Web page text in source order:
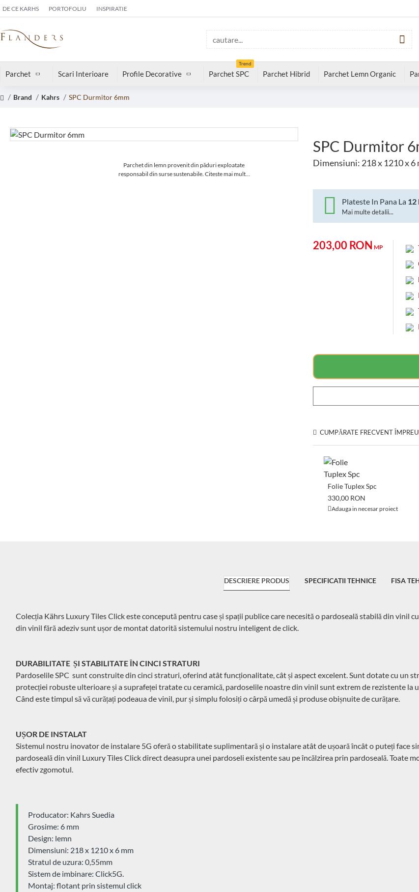
DE CE KARHS PORTOFOLIU INSPIRATIE
Parchet Scari Interioare Profile Decorative Parchet SPC
Trend
Parchet Hibrid Parchet Lemn Organic
Brand Kahrs SPC Durmitor 6mm
Parchet din lemn provenit din păduri exploatate
responsabil din surse sustenabile. Citeste mai mult...
SPC Durmitor
Dimensiuni: 218 x 1210 x 6
Plateste In Pana La 12
Mai multe detalii...
203,00 RON MP
CUMPĂRATE FRECVENT
Folie Tuplex Spc
330,00 RON
Adauga in necesar proiect
DESCRIERE PRODUS SPECIFICATII TEHNICE FISA
Colecția Kährs Luxury Tiles Click este concepută pentru case și spații publice care necesită o pardoseală stabilă din vinil
din vinil fără adeziv sunt ușor de montat datorită sistemului nostru inteligent de click.
DURABILITATE ȘI STABILITATE ÎN CINCI STRATURI
Pardoselile SPC sunt construite din cinci straturi, oferind atât funcționalitate, cât și aspect excelent. Sunt dotate cu un
protecției robuste ulterioare și a suprafeței tratate cu ceramică, pardoselile noastre din vinil sunt extrem de rezistente la
Când este timpul să vă curățați podeaua de vinil, pur și simplu folosiți o cârpă umedă și produse obișnuite de curățare.
UȘOR DE INSTALAT
Sistemul nostru inovator de instalare 5G oferă o stabilitate suplimentară și o instalare atât de ușoară încât o puteți face
pardoseală din vinil Luxury Tiles Click direct deasupra unei pardoseli existente sau pe încălzirea prin pardoseală. Toate
efectiv zgomotul.
Producator: Kahrs Suedia
Grosime: 6 mm
Design: lemn
Dimensiuni: 218 x 1210 x 6 mm
Stratul de uzura: 0,55mm
Sistem de imbinare: Click5G.
Montaj: flotant prin sistemul click